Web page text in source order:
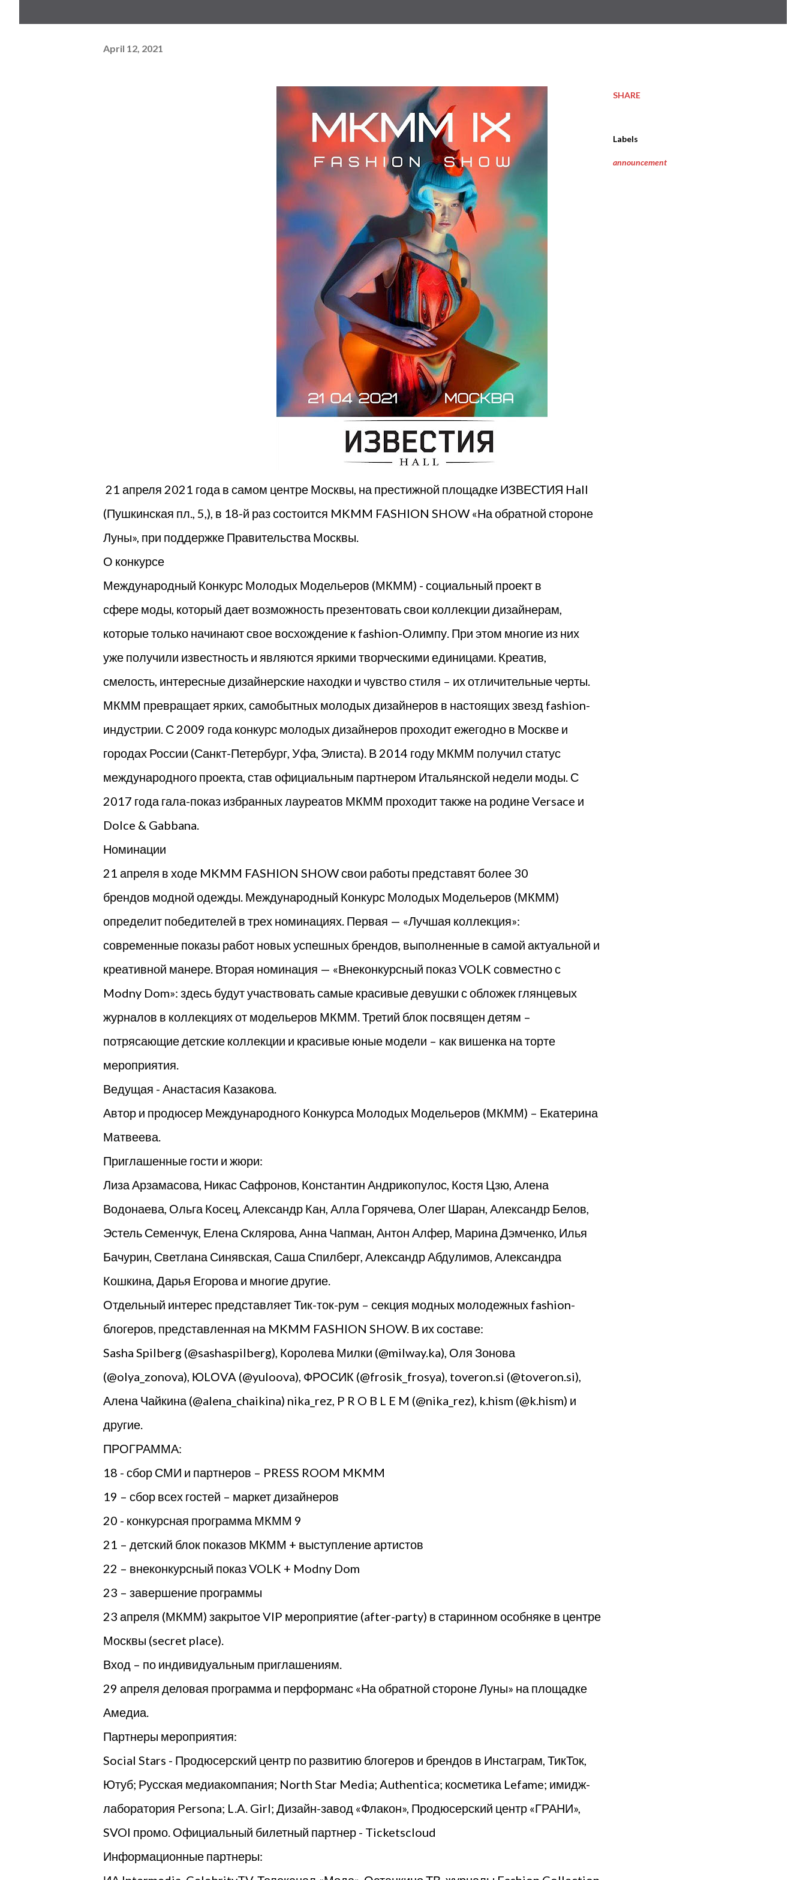
April 12, 2021
21 апреля 2021 года в самом центре Москвы, на престижной площадке ИЗВЕСТИЯ Hall
(Пушкинская пл., 5,), в 18-й раз состоится MKMM FASHION SHOW «На обратной стороне
Луны», при поддержке Правительства Москвы.
О конкурсе
Международный Конкурс Молодых Модельеров (МКММ) - социальный проект в
сфере моды, который дает возможность презентовать свои коллекции дизайнерам,
которые только начинают свое восхождение к fashion-Олимпу. При этом многие из них
уже получили известность и являются яркими творческими единицами. Креатив,
смелость, интересные дизайнерские находки и чувство стиля – их отличительные черты.
МКММ превращает ярких, самобытных молодых дизайнеров в настоящих звезд fashion-
индустрии. С 2009 года конкурс молодых дизайнеров проходит ежегодно в Москве и
городах России (Санкт-Петербург, Уфа, Элиста). В 2014 году МКММ получил статус
международного проекта, став официальным партнером Итальянской недели моды. С
2017 года гала-показ избранных лауреатов МКММ проходит также на родине Versace и
Dolce & Gabbana.
Номинации
21 апреля в ходе MKMM FASHION SHOW свои работы представят более 30
брендов модной одежды. Международный Конкурс Молодых Модельеров (МКММ)
определит победителей в трех номинациях. Первая — «Лучшая коллекция»:
современные показы работ новых успешных брендов, выполненные в самой актуальной и
креативной манере. Вторая номинация — «Внеконкурсный показ VOLK совместно с
Modny Dom»: здесь будут участвовать самые красивые девушки с обложек глянцевых
журналов в коллекциях от модельеров МКММ. Третий блок посвящен детям –
потрясающие детские коллекции и красивые юные модели – как вишенка на торте
мероприятия.
Ведущая - Анастасия Казакова.
Автор и продюсер Международного Конкурса Молодых Модельеров (МКММ) – Екатерина
Матвеева.
Приглашенные гости и жюри:
Лиза Арзамасова, Никас Сафронов, Константин Андрикопулос, Костя Цзю, Алена
Водонаева, Ольга Косец, Александр Кан, Алла Горячева, Олег Шаран, Александр Белов,
Эстель Семенчук, Елена Склярова, Анна Чапман, Антон Алфер, Марина Дэмченко, Илья
Бачурин, Светлана Синявская, Саша Спилберг, Александр Абдулимов, Александра
Кошкина, Дарья Егорова и многие другие.
Отдельный интерес представляет Тик-ток-рум – секция модных молодежных fashion-
блогеров, представленная на MKMM FASHION SHOW. В их составе:
Sasha Spilberg (@sashaspilberg), Королева Милки (@milway.ka), Оля Зонова
(@olya_zonova), ЮLОVA (@yuloova), ФРОСИК (@frosik_frosya), toveron.si (@toveron.si),
Алена Чайкина (@alena_chaikina) nika_rez, P R O B L E M (@nika_rez), k.hism (@k.hism) и
другие.
ПРОГРАММА:
18 - сбор СМИ и партнеров – PRESS ROOM MKMM
19 – сбор всех гостей – маркет дизайнеров
20 - конкурсная программа МКММ 9
21 – детский блок показов МКММ + выступление артистов
22 – внеконкурсный показ VOLK + Modny Dom
23 – завершение программы
23 апреля (МКММ) закрытое VIP мероприятие (after-party) в старинном особняке в центре
Москвы (secret place).
Вход – по индивидуальным приглашениям.
29 апреля деловая программа и перформанс «На обратной стороне Луны» на площадке
Амедиа.
Партнеры мероприятия:
Social Stars - Продюсерский центр по развитию блогеров и брендов в Инстаграм, ТикТок,
Ютуб; Русская медиакомпания; North Star Media; Authentica; косметика Lefame; имидж-
лаборатория Persona; L.A. Girl; Дизайн-завод «Флакон», Продюсерский центр «ГРАНИ»,
SVOI промо. Официальный билетный партнер - Ticketscloud
Информационные партнеры:
SHARE
Labels
announcement